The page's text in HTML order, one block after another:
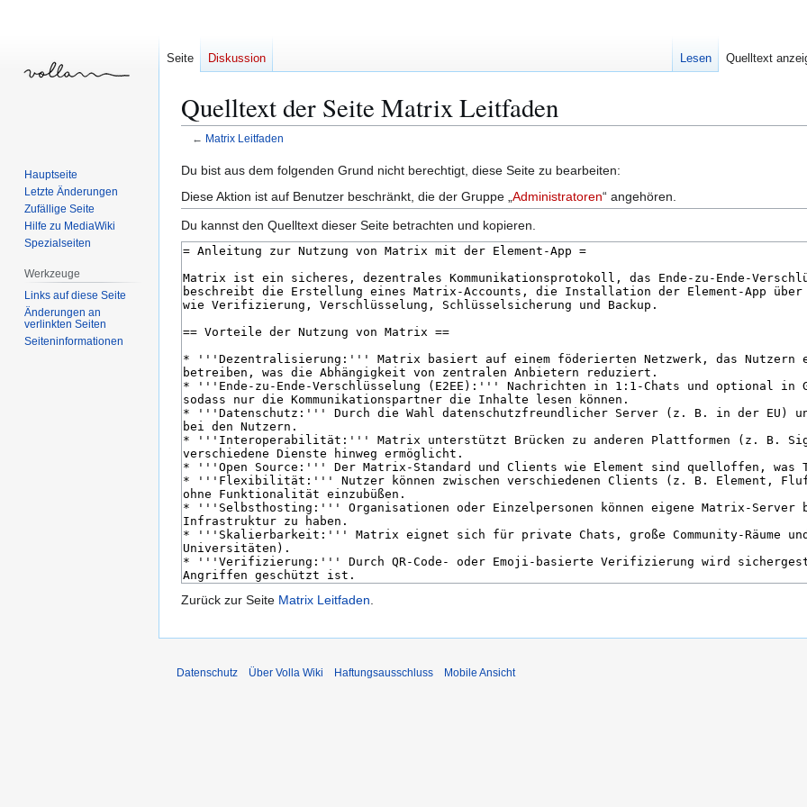
Quelltext der Seite Matrix Leitfaden
← Matrix Leitfaden
Zur
Navigation
springen
Zur
Suche
springen
Du bist aus dem folgenden Grund nicht berechtigt, diese Seite zu bearbeiten:
Diese Aktion ist auf Benutzer beschränkt, die der Gruppe „ Administratoren“ angehören.
Du kannst den Quelltext dieser Seite betrachten und kopieren.
Zurück zur Seite Matrix Leitfaden
Seite Diskussion Lesen Quelltext
Hauptseite
Letzte Änderungen
Zufällige Seite
Hilfe zu MediaWiki
Spezialseiten
Werkzeuge
Links auf diese Seite
Änderungen an
verlinkten Seiten
Seiten­­informationen
Datenschutz Über Volla Wiki Haftungsausschluss Mobile Ansicht